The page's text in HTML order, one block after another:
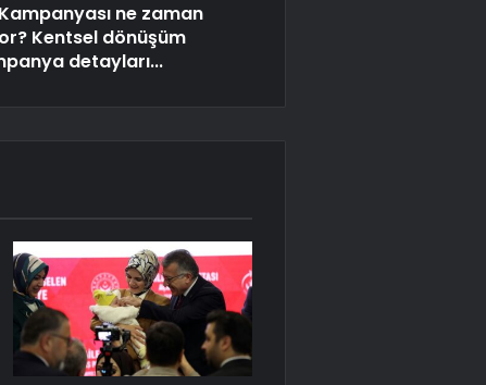
Kampanyası ne zaman
Kentsel dönüşüm
detayları...